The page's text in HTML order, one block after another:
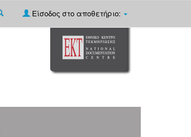
Είσοδος στο αποθετήριο: